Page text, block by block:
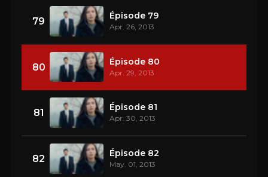
79 Épisode 79
Apr. 26, 2013
80 Épisode 80
Apr. 29, 2013
81 Épisode 81
Apr. 30, 2013
82 Épisode 82
May. 01, 2013